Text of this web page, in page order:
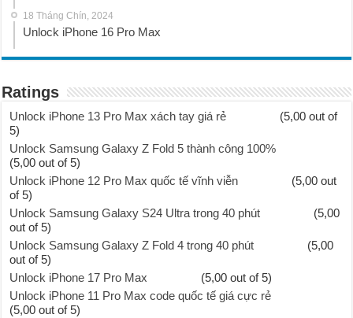
18 Tháng Chín, 2024
Unlock iPhone 16 Pro Max
Ratings
Unlock iPhone 13 Pro Max xách tay giá rẻ
(5,00 out of
5)
Unlock Samsung Galaxy Z Fold 5 thành công 100%
(5,00 out of 5)
Unlock iPhone 12 Pro Max quốc tế vĩnh viễn
(5,00 out
of 5)
Unlock Samsung Galaxy S24 Ultra trong 40 phút
(5,00
out of 5)
Unlock Samsung Galaxy Z Fold 4 trong 40 phút
(5,00
out of 5)
Unlock iPhone 17 Pro Max
(5,00 out of 5)
Unlock iPhone 11 Pro Max code quốc tế giá cực rẻ
(5,00 out of 5)